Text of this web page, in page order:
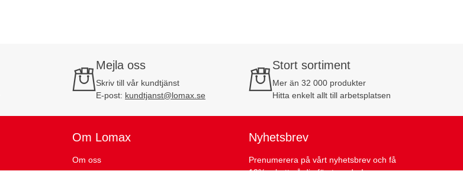
Mejla oss
Skriv till vår kundtjänst
E-post: kundtjanst@lomax.se
Stort sortiment
Mer än 32 000 produkter
Hitta enkelt allt till arbetsplatsen
Om Lomax
Om oss
Nyhetsbrev
Prenumerera på vårt nyhetsbrev och få